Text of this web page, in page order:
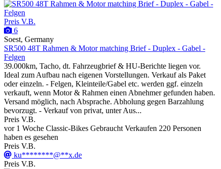
Preis V.B.
6
Soest, Germany
SR500 48T Rahmen & Motor matching Brief - Duplex - Gabel -
Felgen
39.000km, Tacho, dt. Fahrzeugbrief & HU-Berichte liegen vor.
Ideal zum Aufbau nach eigenen Vorstellungen. Verkauf als Paket
oder einzeln. - Felgen, Kleinteile/Gabel etc. werden ggf. einzeln
verkauft, wenn Motor & Rahmen einen Abnehmer gefunden haben.
Versand möglich, nach Absprache. Abholung gegen Barzahlung
bevorzugt. - Verkauf von privat, unter Aus...
Preis V.B.
vor 1 Woche Classic-Bikes Gebraucht Verkaufen 220 Personen
haben es gesehen
Preis V.B.
ku********@**x.de
Preis V.B.